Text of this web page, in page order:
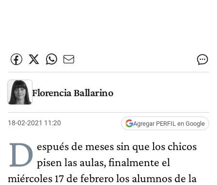
Florencia Ballarino
18-02-2021 11:20 Agregar PERFIL en Google
D espués de meses sin que los chicos
pisen las aulas, finalmente el
miércoles 17 de febrero los alumnos de la